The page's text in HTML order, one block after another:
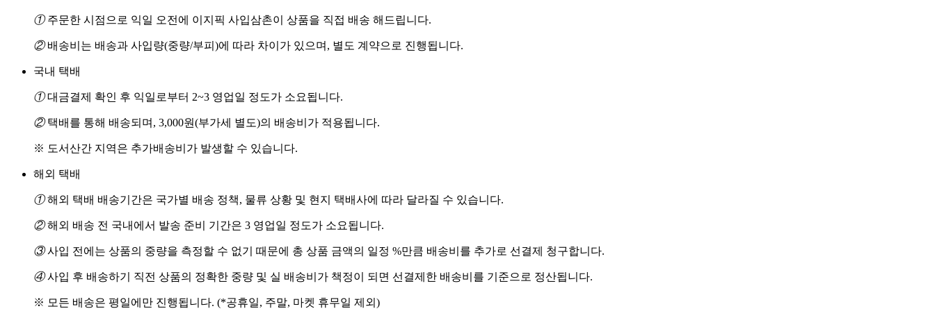
①주문한 시점으로 익일 오전에 이지픽 사입삼촌이 상품을 직접 배송 해드립니다.
②배송비는 배송과 사입량(중량/부피)에 따라 차이가 있으며, 별도 계약으로 진행됩니다.
국내 택배
①대금결제 확인 후 익일로부터 2~3 영업일 정도가 소요됩니다.
②택배를 통해 배송되며, 3,000원(부가세 별도)의 배송비가 적용됩니다.
※ 도서산간 지역은 추가배송비가 발생할 수 있습니다.
해외 택배
①해외 택배 배송기간은 국가별 배송 정책, 물류 상황 및 현지 택배사에 따라 달라질 수 있습니다.
②해외 배송 전 국내에서 발송 준비 기간은 3 영업일 정도가 소요됩니다.
③사입 전에는 상품의 중량을 측정할 수 없기 때문에 총 상품 금액의 일정 %만큼 배송비를 추가로 선결제 청구합니다.
④사입 후 배송하기 직전 상품의 정확한 중량 및 실 배송비가 책정이 되면 선결제한 배송비를 기준으로 정산됩니다.
※ 모든 배송은 평일에만 진행됩니다. (*공휴일, 주말, 마켓 휴무일 제외)